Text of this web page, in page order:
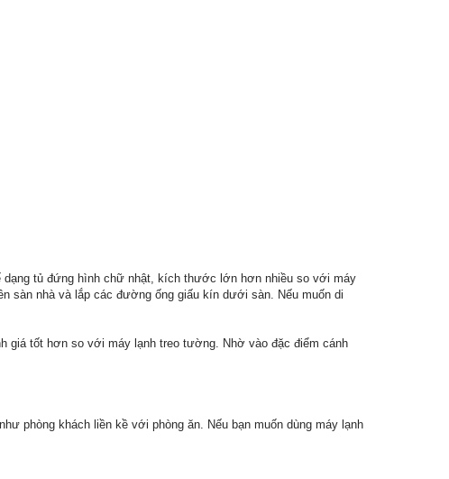
dạng tủ đứng hình chữ nhật, kích thước lớn hơn nhiều so với máy
sàn nhà và lắp các đường ống giấu kín dưới sàn. Nếu muốn di
giá tốt hơn so với máy lạnh treo tường. Nhờ vào đặc điểm cánh
phòng khách liền kề với phòng ăn. Nếu bạn muốn dùng máy lạnh